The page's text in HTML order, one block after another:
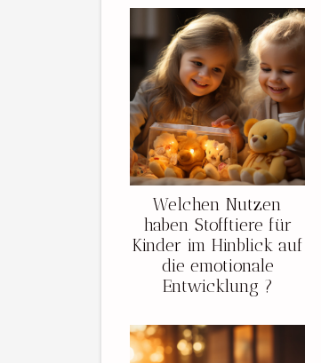
Welchen Nutzen
haben Stofftiere für
Kinder im Hinblick auf
die emotionale
Entwicklung ?